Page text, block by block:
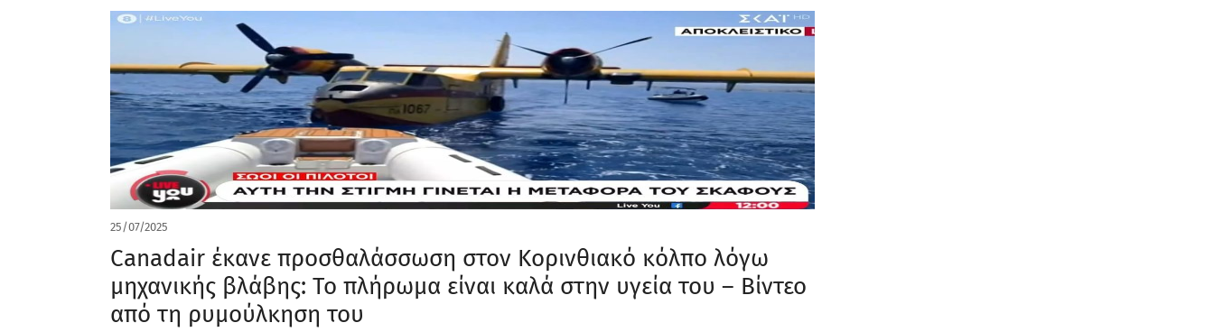
25/07/2025
Canadair έκανε προσθαλάσσωση στον Κορινθιακό κόλπο λόγω
μηχανικής βλάβης: Το πλήρωμα είναι καλά στην υγεία του – Βίντεο
από τη ρυμούλκηση του